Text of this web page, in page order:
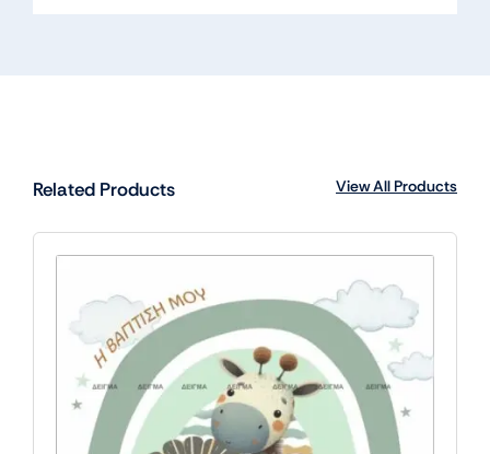
Related Products View All Products